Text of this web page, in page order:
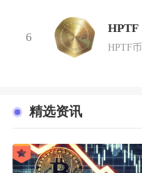
6
HPTF
HPTF币
精选资讯